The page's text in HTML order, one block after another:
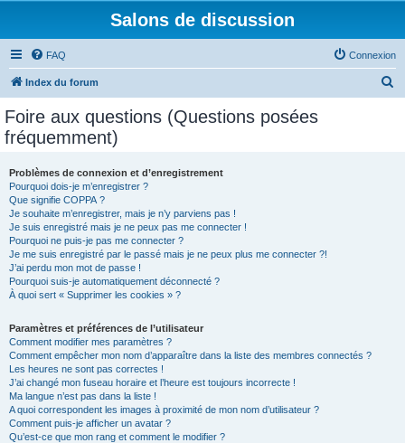
Salons de discussion
FAQ Connexion
Index du forum
Foire aux questions (Questions posées
fréquemment)
Problèmes de connexion et d’enregistrement
Pourquoi dois-je m’enregistrer ?
Que signifie COPPA ?
Je souhaite m’enregistrer, mais je n’y parviens pas !
Je suis enregistré mais je ne peux pas me connecter !
Pourquoi ne puis-je pas me connecter ?
Je me suis enregistré par le passé mais je ne peux plus me connecter ?!
J’ai perdu mon mot de passe !
Pourquoi suis-je automatiquement déconnecté ?
À quoi sert « Supprimer les cookies » ?
Paramètres et préférences de l’utilisateur
Comment modifier mes paramètres ?
Comment empêcher mon nom d’apparaître dans la liste des membres connectés ?
Les heures ne sont pas correctes !
J’ai changé mon fuseau horaire et l’heure est toujours incorrecte !
Ma langue n’est pas dans la liste !
A quoi correspondent les images à proximité de mon nom d’utilisateur ?
Comment puis-je afficher un avatar ?
Qu’est-ce que mon rang et comment le modifier ?